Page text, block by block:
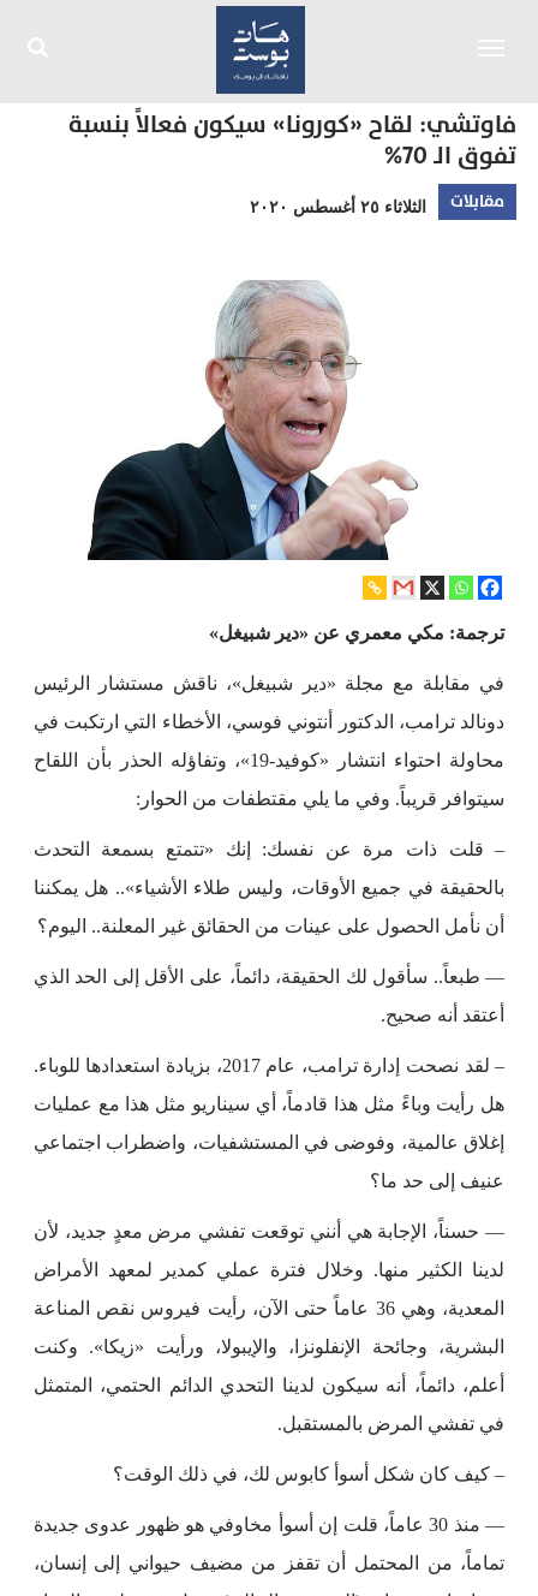
فاوتشي: لقاح «كورونا» سيكون فعالاً بنسبة
تفوق الـ 70%
مقابلات الثلاثاء ٢٥ أغسطس ٢٠٢٠
ترجمة: مكي معمري عن «دير شبيغل»
في مقابلة مع مجلة «دير شبيغل»، ناقش مستشار الرئيس
دونالد ترامب، الدكتور أنتوني فوسي، الأخطاء التي ارتكبت في
محاولة احتواء انتشار «كوفيد-19»، وتفاؤله الحذر بأن اللقاح
سيتوافر قريباً. وفي ما يلي مقتطفات من الحوار:
– قلت ذات مرة عن نفسك: إنك «تتمتع بسمعة التحدث
بالحقيقة في جميع الأوقات، وليس طلاء الأشياء».. هل يمكننا
أن نأمل الحصول على عينات من الحقائق غير المعلنة.. اليوم؟
— طبعاً.. سأقول لك الحقيقة، دائماً، على الأقل إلى الحد الذي
أعتقد أنه صحيح.
– لقد نصحت إدارة ترامب، عام 2017، بزيادة استعدادها للوباء.
هل رأيت وباءً مثل هذا قادماً، أي سيناريو مثل هذا مع عمليات
إغلاق عالمية، وفوضى في المستشفيات، واضطراب اجتماعي
عنيف إلى حد ما؟
— حسناً، الإجابة هي أنني توقعت تفشي مرض معدٍ جديد، لأن
لدينا الكثير منها. وخلال فترة عملي كمدير لمعهد الأمراض
المعدية، وهي 36 عاماً حتى الآن، رأيت فيروس نقص المناعة
البشرية، وجائحة الإنفلونزا، والإيبولا، ورأيت «زيكا». وكنت
أعلم، دائماً، أنه سيكون لدينا التحدي الدائم الحتمي، المتمثل
في تفشي المرض بالمستقبل.
– كيف كان شكل أسوأ كابوس لك، في ذلك الوقت؟
— منذ 30 عاماً، قلت إن أسوأ مخاوفي هو ظهور عدوى جديدة
تماماً، من المحتمل أن تقفز من مضيف حيواني إلى إنسان،